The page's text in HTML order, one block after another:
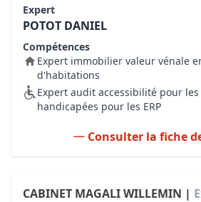
Expert
POTOT DANIEL
Compétences
Expert immobilier valeur vénale
d'habitations
Expert audit accessibilité pour
handicapées pour les ERP
Consulter la fiche
CABINET MAGALI WILLEMIN |